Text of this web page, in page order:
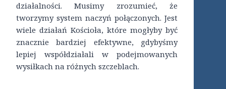
działalności. Musimy zrozumieć, że
tworzymy system naczyń połączonych. Jest
wiele działań Kościoła, które mogłyby być
znacznie bardziej efektywne, gdybyśmy
lepiej współdziałali w podejmowanych
wysiłkach na różnych szczeblach.